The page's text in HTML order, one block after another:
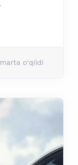
o'qildi